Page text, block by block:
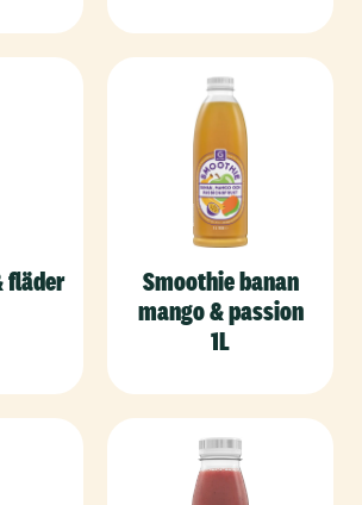
fläder
Smoothie banan
mango & passion
1L